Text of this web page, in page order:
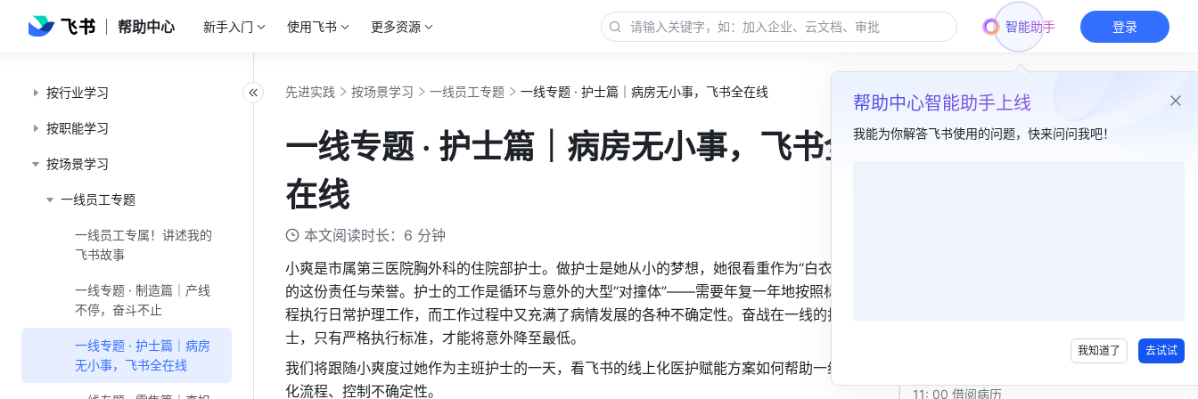
帮助中心 新手入门 使用飞书 更多资源 智能助手
帮助中心智能助手上线
我能为你解答飞书使用的问题，快来问问我吧！
我知道了 去试试
登录
按行业学习
按职能学习
按场景学习
一线员工专题
一线员工专属！讲述我的
飞书故事
一线专题 · 制造篇｜产线
不停，奋斗不止
一线专题 · 护士篇｜病房
无小事，飞书全在线
先进实践 按场景学习 一线员工专题 一线专题 · 护士篇｜病房无小事，飞书全在线
一线专题 · 护士篇｜病房无小事，飞书全
在线
本文阅读时长：6 分钟
小爽是市属第三医院胸外科的住院部护士。做护士是她从小的梦想，她很看重作为“白衣天使”
的这份责任与荣誉。护士的工作是循环与意外的大型“对撞体”——需要年复一年地按照标准流
程执行日常护理工作，而工作过程中又充满了病情发展的各种不确定性。奋战在一线的护
士，只有严格执行标准，才能将意外降至最低。
我们将跟随小爽度过她作为主班护士的一天，看飞书的线上化医护赋能方案如何帮助一线优
化流程、控制不确定性。
11: 00 借阅病历 ​